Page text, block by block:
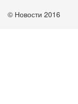
© Новости 2016